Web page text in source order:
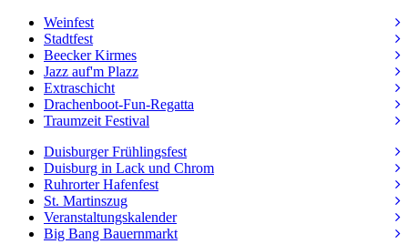
Weinfest
Stadtfest
Beecker Kirmes
Jazz auf'm Plazz
Extraschicht
Drachenboot-Fun-Regatta
Traumzeit Festival
Duisburger Frühlingsfest
Duisburg in Lack und Chrom
Ruhrorter Hafenfest
St. Martinszug
Veranstaltungskalender
Big Bang Bauernmarkt